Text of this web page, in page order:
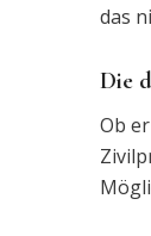
das
Die
Ob